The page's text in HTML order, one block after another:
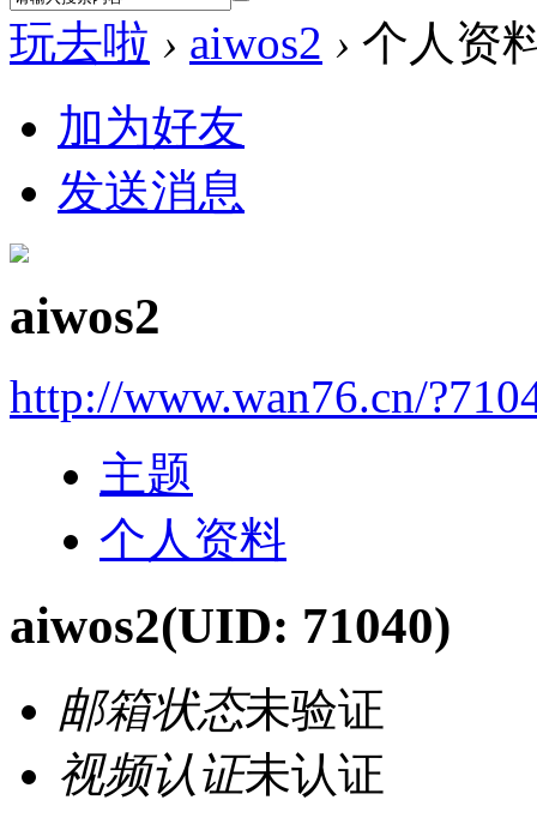
玩去啦 › aiwos2 › 个人资
加为好友
发送消息
aiwos2
http://www.wan76.cn/
主题
个人资料
aiwos2(UID: 71040)
邮箱状态未验证
视频认证未认证